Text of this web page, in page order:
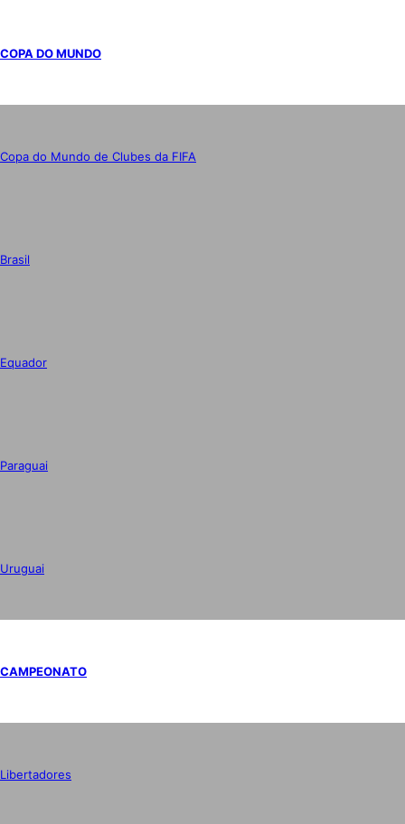
COPA DO MUNDO
Copa do Mundo de Clubes da FIFA
Brasil
Equador
Paraguai
Uruguai
CAMPEONATO
Libertadores